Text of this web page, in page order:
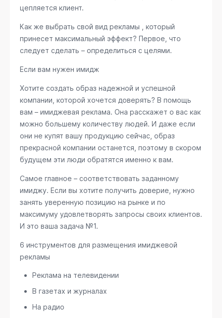
цепляется клиент.
Как же выбрать свой вид рекламы , который
принесет максимальный эффект? Первое, что
следует сделать – определиться с целями.
Если вам нужен имидж
Хотите создать образ надежной и успешной
компании, которой хочется доверять? В помощь
вам – имиджевая реклама. Она расскажет о вас как
можно большему количеству людей. И даже если
они не купят вашу продукцию сейчас, образ
прекрасной компании останется, поэтому в скором
будущем эти люди обратятся именно к вам.
Самое главное – соответствовать заданному
имиджу. Если вы хотите получить доверие, нужно
занять уверенную позицию на рынке и по
максимуму удовлетворять запросы своих клиентов.
И это ваша задача №1.
6 инструментов для размещения имиджевой
рекламы
Реклама на телевидении
В газетах и журналах
На радио